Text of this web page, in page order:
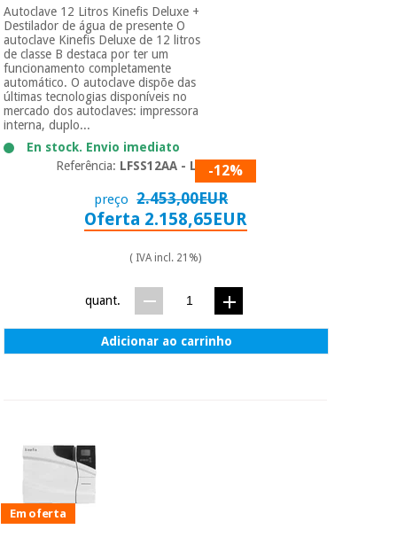
Autoclave 12 Litros Kinefis Deluxe +
Destilador de água de presente O
autoclave Kinefis Deluxe de 12 litros
de classe B destaca por ter um
funcionamento completamente
automático. O autoclave dispõe das
últimas tecnologias disponíveis no
mercado dos autoclaves: impressora
interna, duplo...
En stock. Envio imediato
Referência: LFSS12AA - LCD-12%
preço 2.453,00EUR
Oferta 2.158,65EUR
( IVA incl. 21%)
quant.
Adicionar ao carrinho
Em oferta